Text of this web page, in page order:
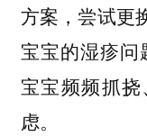
方案，尝试更
宝宝的湿疹问
宝宝频频抓
虑。